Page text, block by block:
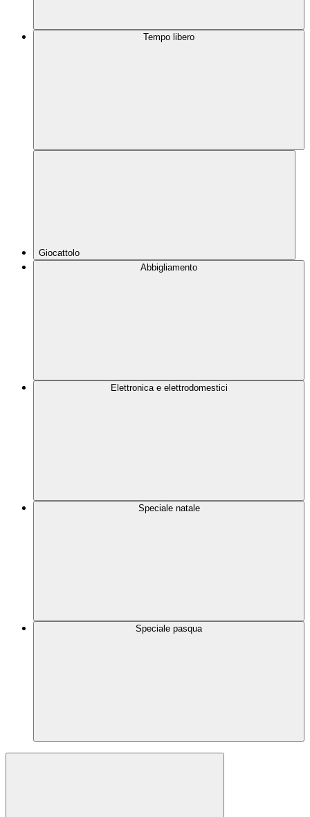
Tempo libero
Giocattolo
Abbigliamento
Elettronica e elettrodomestici
Speciale natale
Speciale pasqua